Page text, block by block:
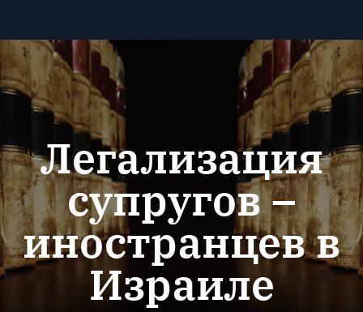
Легализация
супругов –
иностранцев в
Израиле